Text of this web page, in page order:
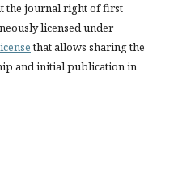
the journal right of first
licensed under
that allows sharing the
and initial publication in